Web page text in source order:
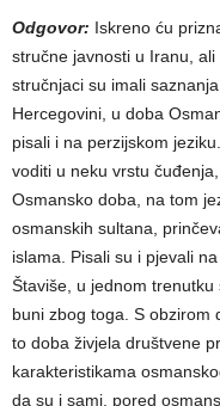
Odgovor: Iskreno ću
stručne javnosti u Iranu,
stručnjaci su imali
Hercegovini, u doba
pisali i na perzijskom
voditi u neku vrstu
Osmansko doba, na tom
osmanskih sultana,
islama. Pisali su i pjevali
Štaviše, u jednom
buni zbog toga. S obzirom
to doba živjela društvene
karakteristikama
da su i sami, pored